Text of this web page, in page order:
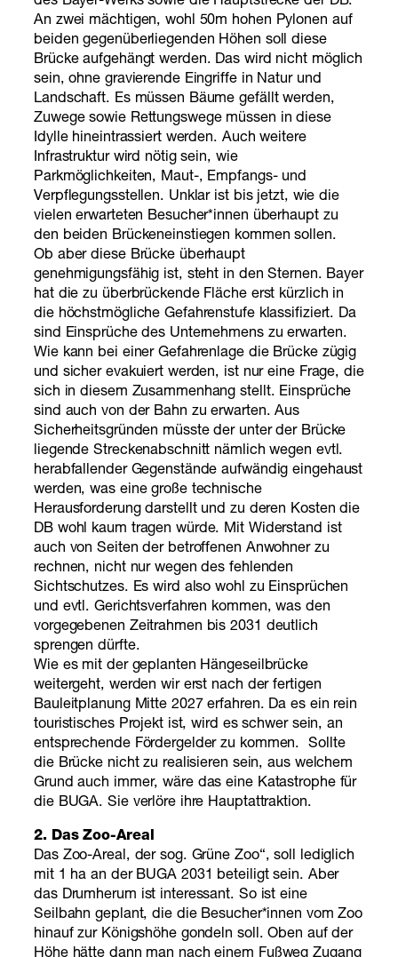
An zwei mächtigen, wohl 50m hohen Pylonen auf
beiden gegenüberliegenden Höhen soll diese
Brücke aufgehängt werden. Das wird nicht möglich
sein, ohne gravierende Eingriffe in Natur und
Landschaft. Es müssen Bäume gefällt werden,
Zuwege sowie Rettungswege müssen in diese
Idylle hineintrassiert werden. Auch weitere
Infrastruktur wird nötig sein, wie
Parkmöglichkeiten, Maut-, Empfangs- und
Verpflegungsstellen. Unklar ist bis jetzt, wie die
vielen erwarteten Besucher*innen überhaupt zu
den beiden Brückeneinstiegen kommen sollen.
Ob aber diese Brücke überhaupt
genehmigungsfähig ist, steht in den Sternen. Bayer
hat die zu überbrückende Fläche erst kürzlich in
die höchstmögliche Gefahrenstufe klassifiziert. Da
sind Einsprüche des Unternehmens zu erwarten.
Wie kann bei einer Gefahrenlage die Brücke zügig
und sicher evakuiert werden, ist nur eine Frage, die
sich in diesem Zusammenhang stellt. Einsprüche
sind auch von der Bahn zu erwarten. Aus
Sicherheitsgründen müsste der unter der Brücke
liegende Streckenabschnitt nämlich wegen evtl.
herabfallender Gegenstände aufwändig eingehaust
werden, was eine große technische
Herausforderung darstellt und zu deren Kosten die
DB wohl kaum tragen würde. Mit Widerstand ist
auch von Seiten der betroffenen Anwohner zu
rechnen, nicht nur wegen des fehlenden
Sichtschutzes. Es wird also wohl zu Einsprüchen
und evtl. Gerichtsverfahren kommen, was den
vorgegebenen Zeitrahmen bis 2031 deutlich
sprengen dürfte.
Wie es mit der geplanten Hängeseilbrücke
weitergeht, werden wir erst nach der fertigen
Bauleitplanung Mitte 2027 erfahren. Da es ein rein
touristisches Projekt ist, wird es schwer sein, an
entsprechende Fördergelder zu kommen. Sollte
die Brücke nicht zu realisieren sein, aus welchem
Grund auch immer, wäre das eine Katastrophe für
die BUGA. Sie verlöre ihre Hauptattraktion.
2. Das Zoo-Areal
Das Zoo-Areal, der sog. Grüne Zoo“, soll lediglich
mit 1 ha an der BUGA 2031 beteiligt sein. Aber
das Drumherum ist interessant. So ist eine
Seilbahn geplant, die die Besucher*innen vom Zoo
hinauf zur Königshöhe gondeln soll. Oben auf der
Höhe hätte dann man nach einem Fußweg Zugang